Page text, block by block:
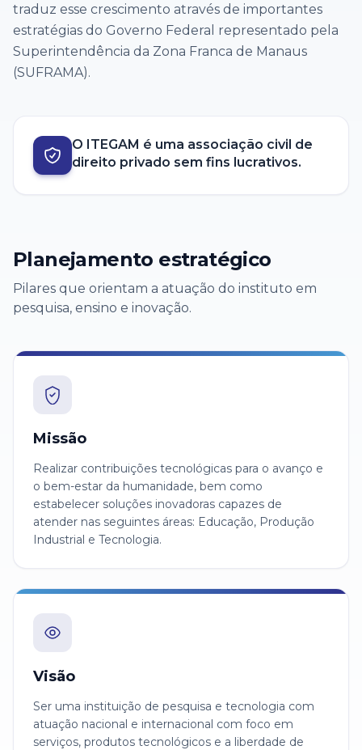
traduz esse crescimento através de importantes
estratégias do Governo Federal representado pela
Superintendência da Zona Franca de Manaus
(SUFRAMA).
O ITEGAM é uma associação civil de
direito privado sem fins lucrativos.
Planejamento estratégico
Pilares que orientam a atuação do instituto em
pesquisa, ensino e inovação.
Missão
Realizar contribuições tecnológicas para o avanço e
o bem-estar da humanidade, bem como
estabelecer soluções inovadoras capazes de
atender nas seguintes áreas: Educação, Produção
Industrial e Tecnologia.
Visão
Ser uma instituição de pesquisa e tecnologia com
atuação nacional e internacional com foco em
serviços, produtos tecnológicos e a liberdade de